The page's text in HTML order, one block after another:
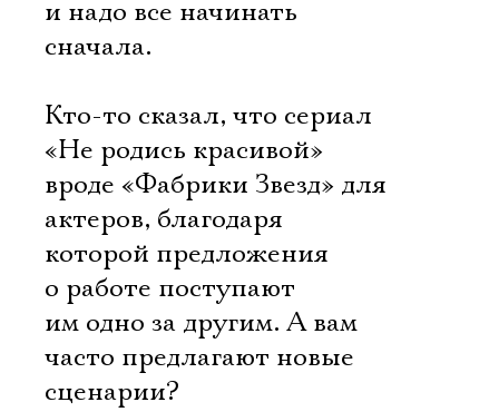
и надо все начинать
сначала.
Кто-то сказал, что сериал
«Не родись красивой»
вроде «Фабрики Звезд» для
актеров, благодаря
которой предложения
о работе поступают
им одно за другим. А вам
часто предлагают новые
сценарии?